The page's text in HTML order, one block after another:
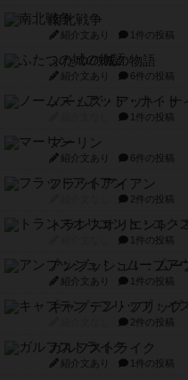
南北戦争
紹介文あり 1件の投稿
ふたつの城の物語
紹介文あり 6件の投稿
ノームズ・アット・ナ
1件の投稿
マーリン
紹介文あり 6件の投稿
フラットアイアン
2件の投稿
トランスオリエント・
1件の投稿
アンブッシュ！：ムー
紹介文あり 1件の投稿
キャプテン・フリッ
2件の投稿
ガルフストライク
紹介文あり 1件の投稿